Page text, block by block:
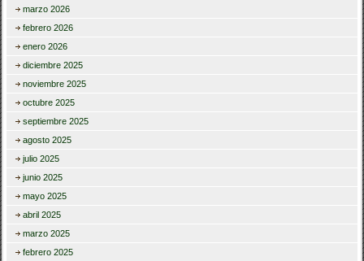
marzo 2026
febrero 2026
enero 2026
diciembre 2025
noviembre 2025
octubre 2025
septiembre 2025
agosto 2025
julio 2025
junio 2025
mayo 2025
abril 2025
marzo 2025
febrero 2025